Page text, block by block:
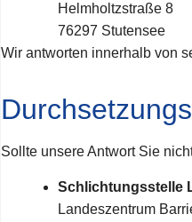
Helmholtzstraße 8
76297 Stutensee
Wir antworten innerhalb von
Sollte unsere Antwort Sie
Schlichtungsstelle
Landeszentrum